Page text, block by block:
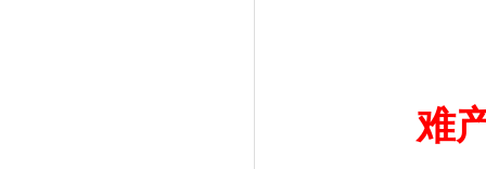
难